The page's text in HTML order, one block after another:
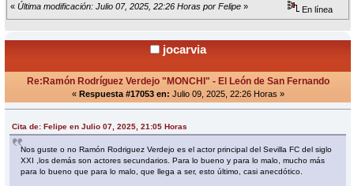
« Última modificación: Julio 07, 2025, 22:26 Horas por Felipe » En línea
jocarvia
Re:Ramón Rodríguez Verdejo "MONCHI" - El León de San Fernando
« Respuesta #17053 en: Julio 09, 2025, 22:26 Horas »
Cita de: Felipe en Julio 07, 2025, 21:05 Horas
Nos guste o no Ramón Rodriguez Verdejo es el actor principal del Sevilla FC del siglo
XXI ,los demás son actores secundarios. Para lo bueno y para lo malo, mucho más
para lo bueno que para lo malo, que llega a ser, esto último, casi anecdótico.